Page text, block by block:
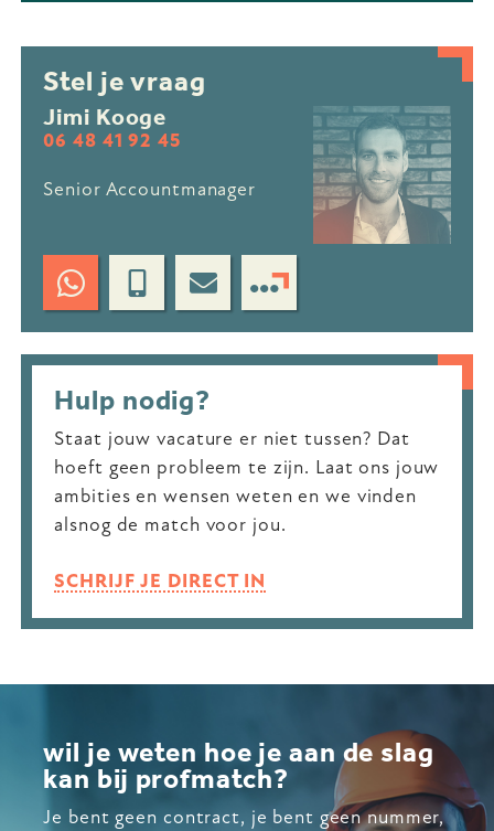
Stel je vraag
Jimi Kooge
06 48 41 92 45
Senior Accountmanager
Hulp nodig?
Staat jouw vacature er niet tussen? Dat
hoeft geen probleem te zijn. Laat ons jouw
ambities en wensen weten en we vinden
alsnog de match voor jou.
SCHRIJF JE DIRECT IN
wil je weten hoe je aan de slag
kan bij profmatch?
Je bent geen contract, je bent geen nummer,